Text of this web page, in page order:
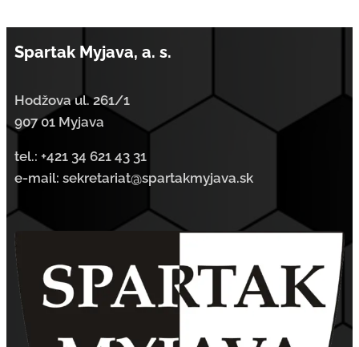
Spartak Myjava, a. s.
Hodžova ul. 261/1
907 01 Myjava
tel.: +421 34 621 43 31
e-mail: sekretariat@spartakmyjava.sk